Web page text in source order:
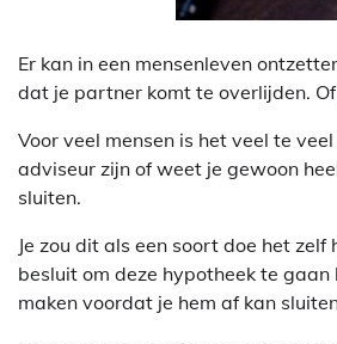
Er kan in een mensenleven
dat je partner komt te overlijden.
Voor veel mensen is het veel te
adviseur zijn of weet je gewoon
sluiten.
Je zou dit als een soort doe het
besluit om deze hypotheek te
maken voordat je hem af kan